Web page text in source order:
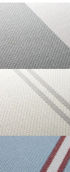
推奨糊は、「プリン
・サイズ
・不燃認定番号
・準不燃認定番号
| リピートレス商
横のリピートサイズ
リピートレスタイプ
だき、番号をご指定
リピートレスタイプ
| 2.使用環境につ
高温、多濯、水漏れ
明付近など、下地の
い。
| 3.柄合わせの必
柄合わせを必要とす
ご注意ください。施
てください。
防
火
性
能
施
工
方
直
張
り
不
不
準
金
施
工
方
法
下
張
り
不
不
準
BLOCK STRIPE
DOUBLE STRIPE